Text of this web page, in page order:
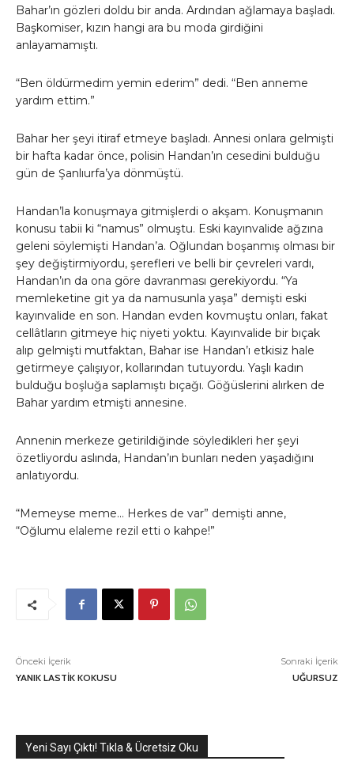
Bahar’ın gözleri doldu bir anda. Ardından ağlamaya başladı.
Başkomiser, kızın hangi ara bu moda girdiğini
anlayamamıştı.
“Ben öldürmedim yemin ederim” dedi. “Ben anneme
yardım ettim.”
Bahar her şeyi itiraf etmeye başladı. Annesi onlara gelmişti
bir hafta kadar önce, polisin Handan’ın cesedini bulduğu
gün de Şanlıurfa’ya dönmüştü.
Handan’la konuşmaya gitmişlerdi o akşam. Konuşmanın
konusu tabii ki “namus” olmuştu. Eski kayınvalide ağzına
geleni söylemişti Handan’a. Oğlundan boşanmış olması bir
şey değiştirmiyordu, şerefleri ve belli bir çevreleri vardı,
Handan’ın da ona göre davranması gerekiyordu. “Ya
memleketine git ya da namusunla yaşa” demişti eski
kayınvalide en son. Handan evden kovmuştu onları, fakat
cellâtların gitmeye hiç niyeti yoktu. Kayınvalide bir bıçak
alıp gelmişti mutfaktan, Bahar ise Handan’ı etkisiz hale
getirmeye çalışıyor, kollarından tutuyordu. Yaşlı kadın
bulduğu boşluğa saplamıştı bıçağı. Göğüslerini alırken de
Bahar yardım etmişti annesine.
Annenin merkeze getirildiğinde söyledikleri her şeyi
özetliyordu aslında, Handan’ın bunları neden yaşadığını
anlatıyordu.
“Memeyse meme… Herkes de var” demişti anne,
“Oğlumu elaleme rezil etti o kahpe!”
Önceki İçerik
YANIK LASTİK KOKUSU
Sonraki İçerik
UĞURSUZ
Yeni Sayı Çıktı! Tıkla & Ücretsiz Oku